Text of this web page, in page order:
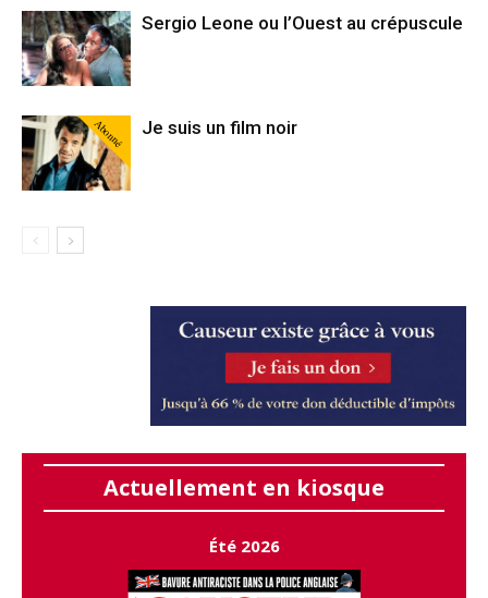
Sergio Leone ou l’Ouest au crépuscule
Abonné Je suis un film noir
Actuellement en kiosque
Été 2026